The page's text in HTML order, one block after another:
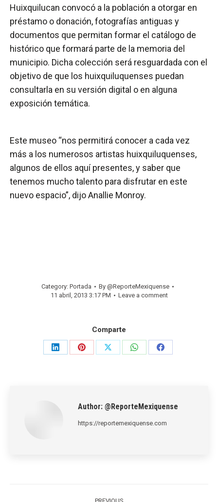
Huixquilucan convocó a la población a otorgar en
préstamo o donación, fotografías antiguas y
documentos que permitan formar el catálogo de
histórico que formará parte de la memoria del
municipio. Dicha colección será resguardada con el
objetivo de que los huixquiluquenses puedan
consultarla en su versión digital o en alguna
exposición temática.
Este museo “nos permitirá conocer a cada vez
más a los numerosos artistas huixquiluquenses,
algunos de ellos aquí presentes, y saber que
tenemos mucho talento para disfrutar en este
nuevo espacio”, dijo Anallie Monroy.
Category: Portada By @ReporteMexiquense
11 abril, 2013 3:17 PM
Leave a comment
Comparte
Share
Share
Share
Share
Share
Author: @ReporteMexiquense
https://reportemexiquense.com